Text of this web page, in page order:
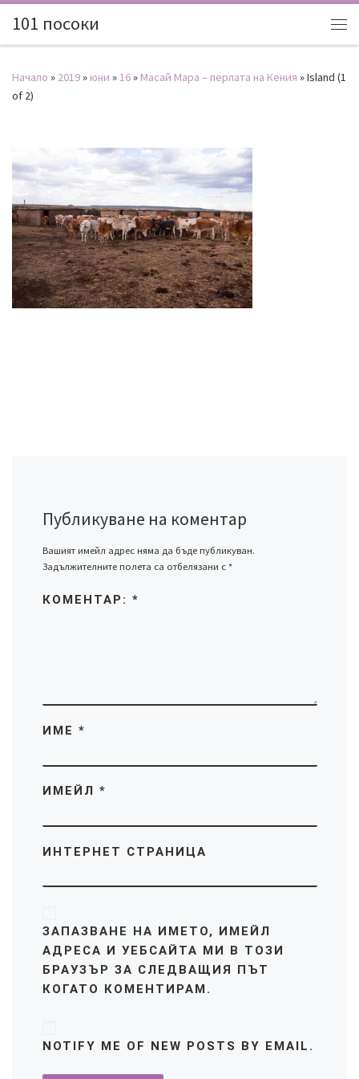
101 посоки
Начало » 2019» юни »16» Масай Мара – перлата на Кения »Island (1
of 2)
Публикуване на коментар
Вашият имейл адрес няма да бъде публикуван.
Задължителните полета са отбелязани с *
КОМЕНТАР: *
ИМЕ *
ИМЕЙЛ *
ИНТЕРНЕТ СТРАНИЦА
ЗАПАЗВАНЕ НА ИМЕТО, ИМЕЙЛ
АДРЕСА И УЕБСАЙТА МИ В ТОЗИ
БРАУЗЪР ЗА СЛЕДВАЩИЯ ПЪТ
КОГАТО КОМЕНТИРАМ.
NOTIFY ME OF NEW POSTS BY EMAIL.